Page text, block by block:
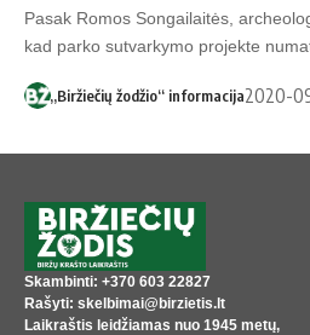
Pasak Romos Songailaitės,
kad parko sutvarkymo projekte
„Biržiečių žodžio“ informacija2020-
Skambinti: +370 603 22827
Rašyti: skelbimai@birzietis.lt
Laikraštis leidžiamas nuo 1945 metų,